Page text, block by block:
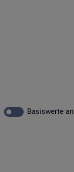
Ba­sis­wer­te